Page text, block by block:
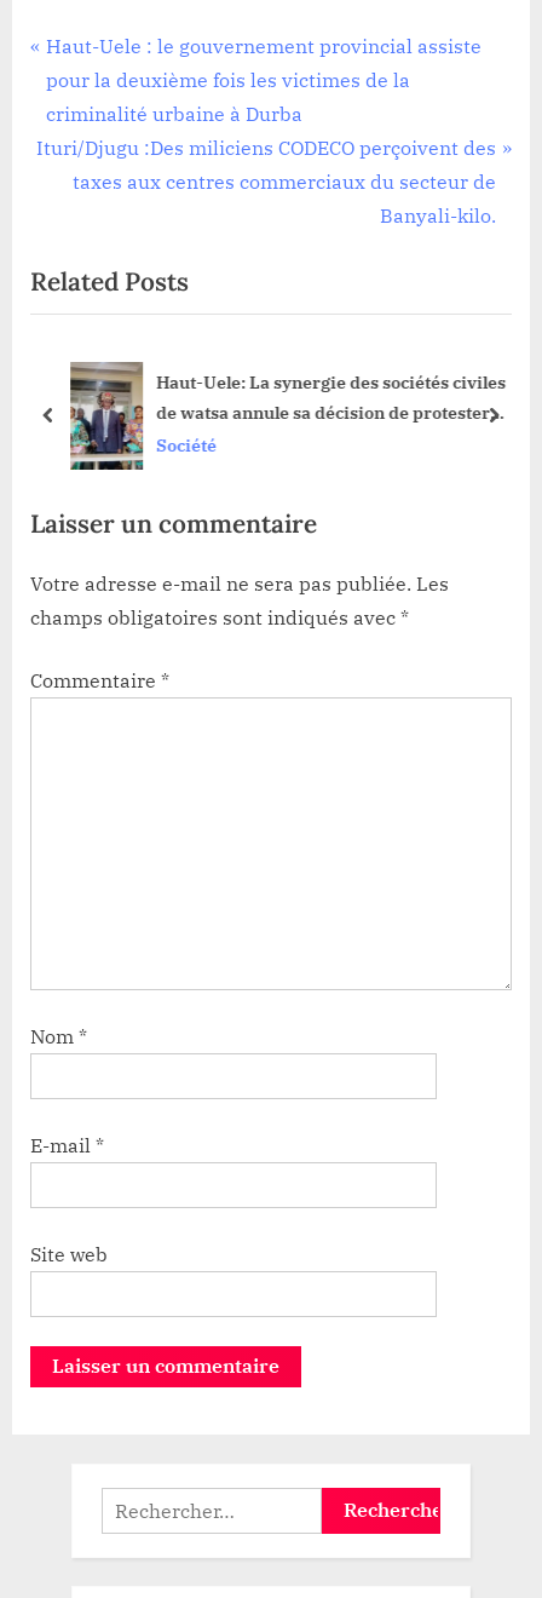
Société
Navigation
de
l’article
P
r
e
v
s
P
t
Haut-Uele : le gouvernement provincial assiste
pour la deuxième fois les victimes de la
criminalité urbaine à Durba
N
P
o
Ituri/Djugu :Des miliciens CODECO perçoivent des
taxes aux centres commerciaux du secteur de
Banyali-kilo.
Related Posts
Haut-Uele: La synergie des sociétés civiles
de watsa annule sa décision de protester
contre l’interpellation du chef de secteur
Société
prev next
Laisser un commentaire
Votre adresse e-mail ne sera pas publiée. Les
champs obligatoires sont indiqués avec *
Commentaire *
Nom *
E-mail *
Site web
Rechercher :